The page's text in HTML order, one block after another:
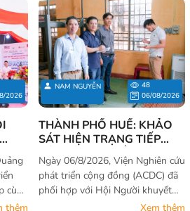
2026
AI
cùng
thêm
NAM NGUYỄN
48
06/08/2026
THÀNH PHỐ HUẾ: KHẢO
SÁT HIỆN TRẠNG TIẾP
CẬN VÀ NHU CẦU SỬ
DỤNG TRANG THIẾT BỊ
CHO NGƯỜI KHUYẾT TẬT
VÀ NẠN NHÂN DA CAM
Ngày 06/8/2026, Viện Nghiên cứu
phát triển cộng đồng (ACDC) đã
phối hợp với Hội Người khuyết
tật – Bảo trợ người khuyết tật và
Xem thêm